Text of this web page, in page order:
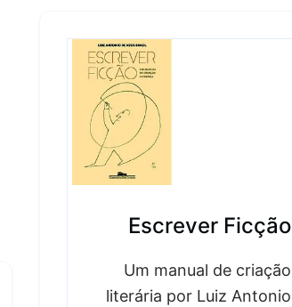
Escrever Ficção
Um manual de criação
literária por Luiz Antonio